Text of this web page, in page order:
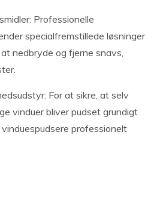
Professionelle
specialfremstillede løsninger
nedbryde og fjerne snavs,
For at sikre, at selv
vinduer bliver pudset grundigt
professionelt